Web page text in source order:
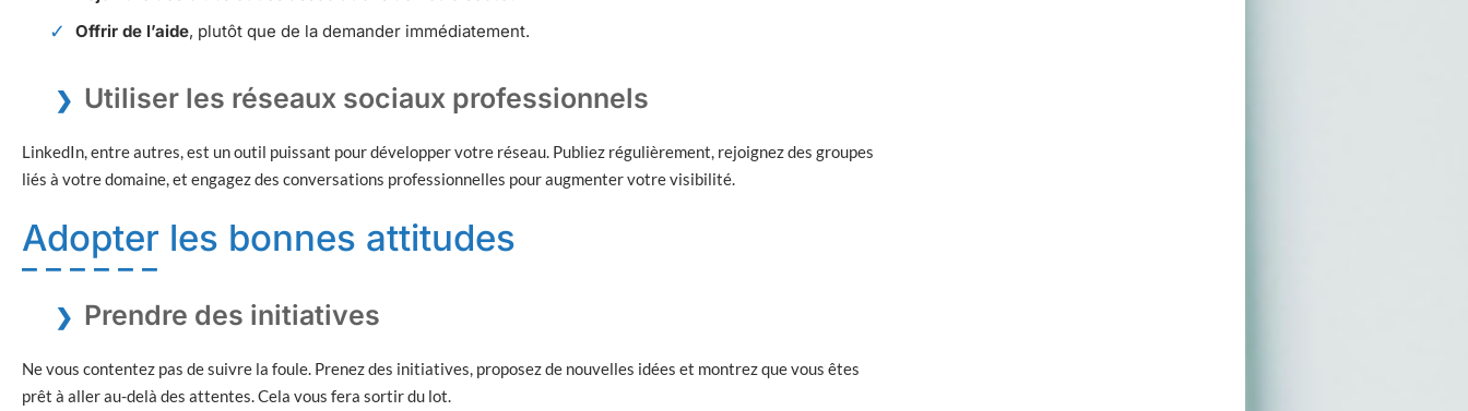
Offrir de l’aide, plutôt que de la demander immédiatement.
Utiliser les réseaux sociaux professionnels
LinkedIn, entre autres, est un outil puissant pour développer votre réseau. Publiez régulièrement, rejoignez des groupes
liés à votre domaine, et engagez des conversations professionnelles pour augmenter votre visibilité.
Adopter les bonnes attitudes
Prendre des initiatives
Ne vous contentez pas de suivre la foule. Prenez des initiatives, proposez de nouvelles idées et montrez que vous êtes
prêt à aller au-delà des attentes. Cela vous fera sortir du lot.